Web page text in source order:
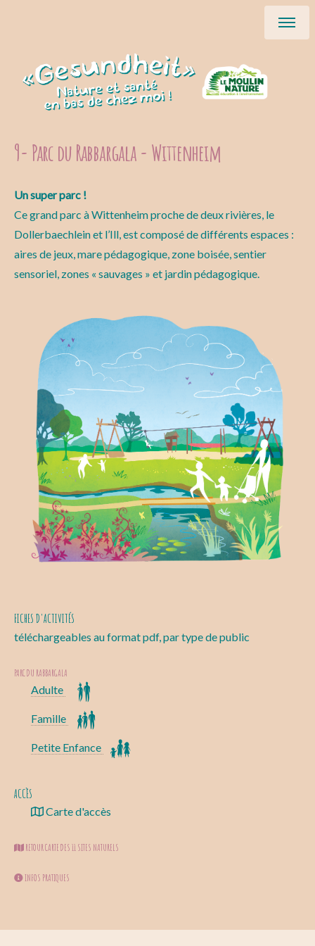
9- Parc du Rabbargala - Wittenheim
Un super parc !
Ce grand parc à Wittenheim proche de deux rivières, le
Dollerbaechlein et l’Ill, est composé de différents espaces :
aires de jeux, mare pédagogique, zone boisée, sentier
sensoriel, zones « sauvages » et jardin pédagogique.
FICHES D'ACTIVITÉS
téléchargeables au format pdf, par type de public
PARC DU RABBARGALA
Adulte
Famille
Petite Enfance
ACCÈS
Carte d'accès
RETOUR CARTE DES 11 SITES NATURELS
INFOS PRATIQUES